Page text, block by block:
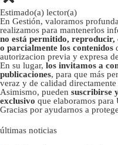
Estimado(a) lector(a)
En Gestión, valoramos
realizamos para mantenerlos
no está permitido,
o parcialmente los contenidos
autorizacion previa y expresa
En su lugar, los invitamos a
publicaciones, para que más
veraz y de calidad
Asimismo, pueden suscribirse
exclusivo que elaboramos para
Gracias por ayudarnos a
últimas noticias